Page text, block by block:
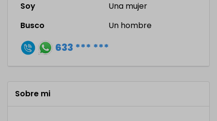
Soy
Una mujer
Busco
Un hombre
633 *** ***
Sobre mi